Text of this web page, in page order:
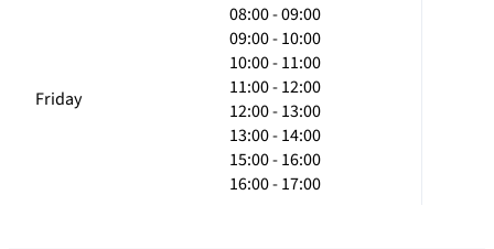
Friday
08:00 - 09:00
09:00 - 10:00
10:00 - 11:00
11:00 - 12:00
12:00 - 13:00
13:00 - 14:00
15:00 - 16:00
16:00 - 17:00